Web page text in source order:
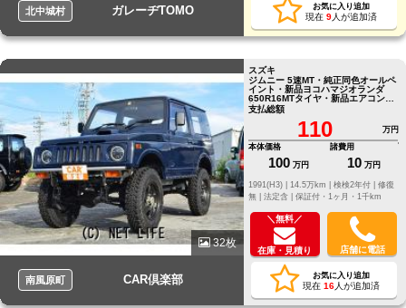
北中城村 ガレーヂTOMO お気に入り追加
現在 9人が追加済
32枚
南風原町 CAR倶楽部
スズキ
ジムニー 5速MT・純正同色オールペ
イント・新品ヨコハマジオランダ
650R16MTタイヤ・新品エアコン交
換・3.5インチリフトアッ
支払総額
110
万円
本体価格
100 万円
諸費用
10 万円
修復
無 | 法定含 | 保証付・1ヶ月・1千km
＼無料／
在庫・見積り 店舗に電話
お気に入り追加
現在 16人が追加済